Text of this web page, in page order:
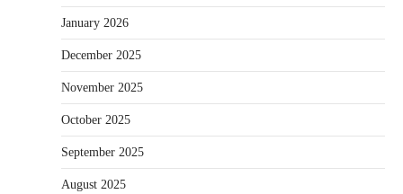
January 2026
December 2025
November 2025
October 2025
September 2025
August 2025